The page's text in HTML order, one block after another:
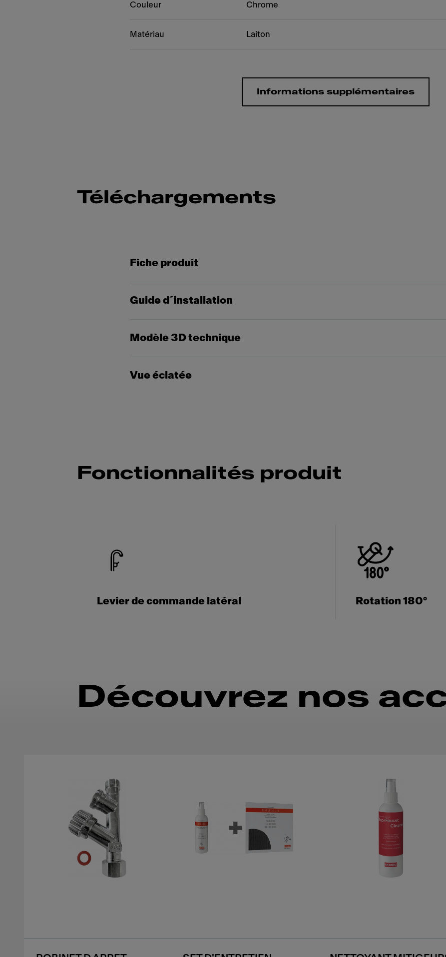
Couleur Chrome
Matériau Laiton
Informations supplémentaires
Téléchargements
Fiche produit
Guide d´installation
Modèle 3D technique
Vue éclatée
Fonctionnalités produit
Levier de commande latéral Rotation 180°
Découvrez nos